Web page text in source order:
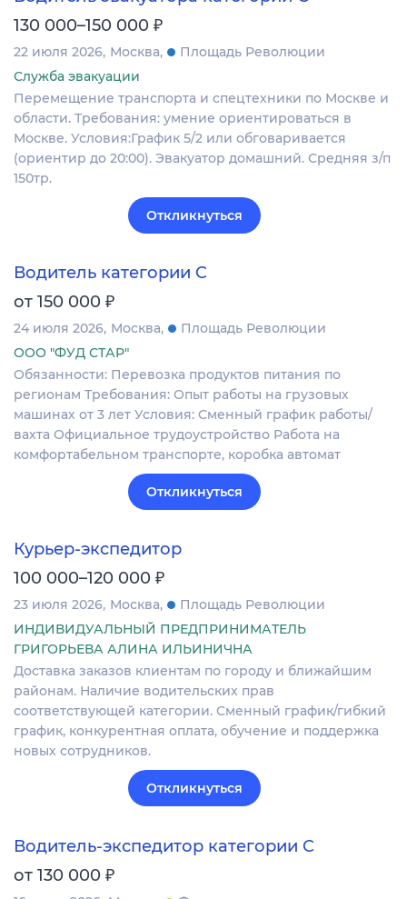
130 000–150 000 ₽
22 июля 2026 Москва
Площадь Революции
Служба эвакуации
Перемещение транспорта и спецтехники по Москве и
области. Требования: умение ориентироваться в
Москве. Условия:График 5/2 или обговаривается
(ориентир до 20:00). Эвакуатор домашний. Средняя з/п
150тр.
Откликнуться
Водитель категории C
от 150 000 ₽
24 июля 2026 Москва
Площадь Революции
ООО "ФУД СТАР"
Обязанности: Перевозка продуктов питания по
регионам Требования: Опыт работы на грузовых
машинах от 3 лет Условия: Сменный график работы/
вахта Официальное трудоустройство Работа на
комфортабельном транспорте, коробка автомат
Откликнуться
Курьер-экспедитор
100 000–120 000 ₽
23 июля 2026 Москва
Площадь Революции
ИНДИВИДУАЛЬНЫЙ ПРЕДПРИНИМАТЕЛЬ
ГРИГОРЬЕВА АЛИНА ИЛЬИНИЧНА
Доставка заказов клиентам по городу и ближайшим
районам. Наличие водительских прав
соответствующей категории. Сменный график/гибкий
график, конкурентная оплата, обучение и поддержка
новых сотрудников.
Откликнуться
Водитель-экспедитор категории C
от 130 000 ₽